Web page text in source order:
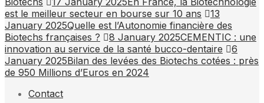
est le meilleur secteur en bourse sur 10 ans
13
January 2025Quelle est l’Autonomie financière des
Biotechs françaises ?
8 January 2025CEMENTIC : une
innovation au service de la santé bucco-dentaire
6
January 2025Bilan des levées des Biotechs cotées : près
de 950 Millions d’Euros en 2024
Contact